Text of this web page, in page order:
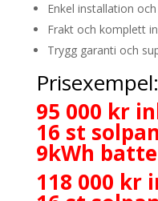
Enkel installation
Frakt och komplett
Trygg garanti och
Prisexempel:
95 000 kr
16 st
9kWh
118 000 kr